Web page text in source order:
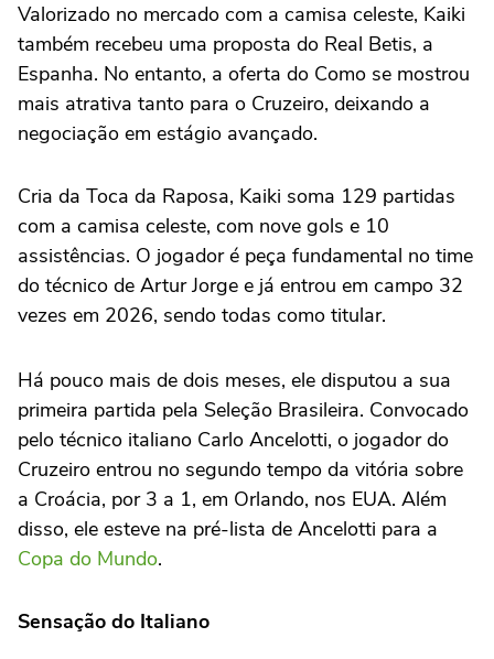
Valorizado no mercado com a camisa celeste, Kaiki
também recebeu uma proposta do Real Betis, a
Espanha. No entanto, a oferta do Como se mostrou
mais atrativa tanto para o Cruzeiro, deixando a
negociação em estágio avançado.
Cria da Toca da Raposa, Kaiki soma 129 partidas
com a camisa celeste, com nove gols e 10
assistências. O jogador é peça fundamental no time
do técnico de Artur Jorge e já entrou em campo 32
vezes em 2026, sendo todas como titular.
Há pouco mais de dois meses, ele disputou a sua
primeira partida pela Seleção Brasileira. Convocado
pelo técnico italiano Carlo Ancelotti, o jogador do
Cruzeiro entrou no segundo tempo da vitória sobre
a Croácia, por 3 a 1, em Orlando, nos EUA. Além
disso, ele esteve na pré-lista de Ancelotti para a
Copa do Mundo.
Sensação do Italiano